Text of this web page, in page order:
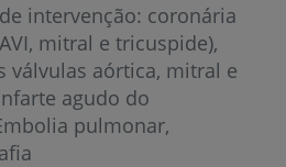
intervenção: coronária
mitral e tricuspide),
válvulas aórtica, mitral e
agudo do
pulmonar,